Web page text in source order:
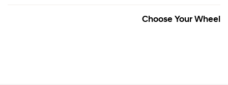
Choose Your Wheel